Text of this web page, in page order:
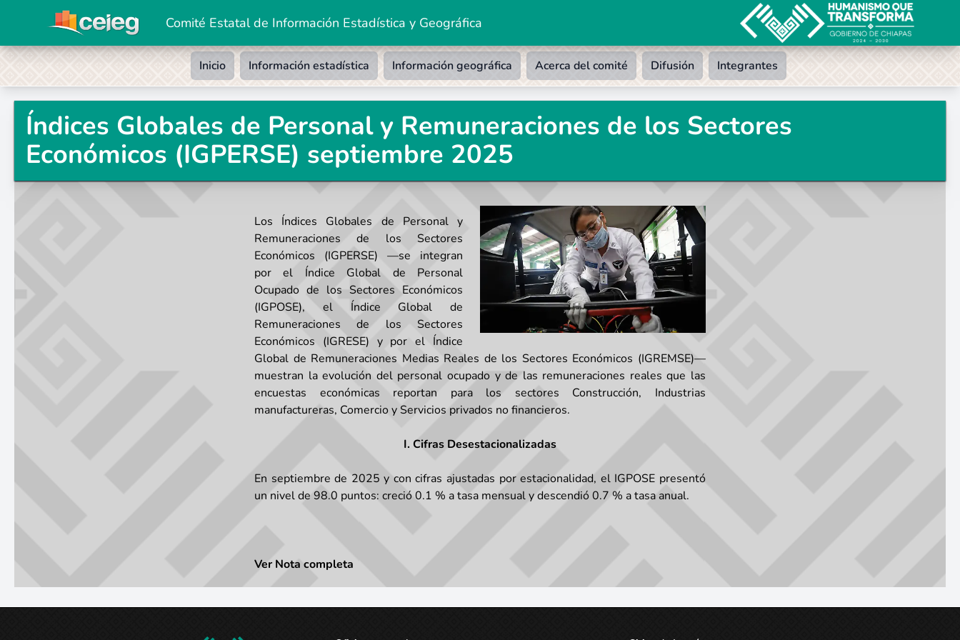
Comité Estatal de Información Estadística y Geográfica
Inicio Información estadística Información geográfica Acerca del comité Difusión Integrantes
Índices Globales de Personal y Remuneraciones de los Sectores
Económicos (IGPERSE) septiembre 2025
Los Índices Globales de Personal y
Remuneraciones de los Sectores
Económicos (IGPERSE) —se integran
por el Índice Global de Personal
Ocupado de los Sectores Económicos
(IGPOSE), el Índice Global de
Remuneraciones de los Sectores
Económicos (IGRESE) y por el Índice
Global de Remuneraciones Medias Reales de los Sectores Económicos (IGREMSE)—
muestran la evolución del personal ocupado y de las remuneraciones reales que las
encuestas económicas reportan para los sectores Construcción, Industrias
manufactureras, Comercio y Servicios privados no financieros.
I. Cifras Desestacionalizadas
En septiembre de 2025 y con cifras ajustadas por estacionalidad, el IGPOSE presentó
un nivel de 98.0 puntos: creció 0.1 % a tasa mensual y descendió 0.7 % a tasa anual.
Ver Nota completa